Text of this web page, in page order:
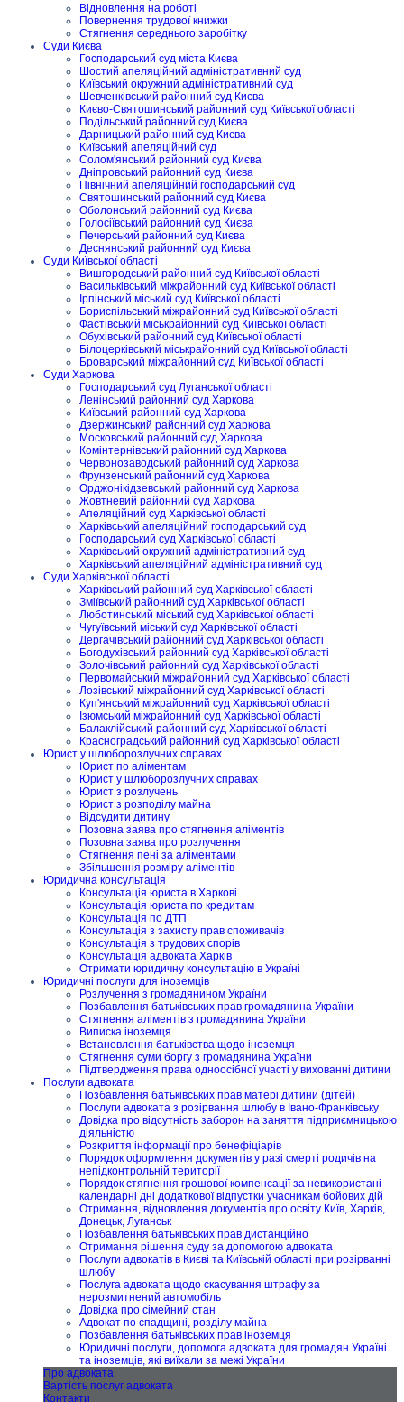
Відновлення на роботі
Повернення трудової книжки
Стягнення середнього заробітку
Суди Києва
Господарський суд міста Києва
Шостий апеляційний адміністративний суд
Київський окружний адміністративний суд
Шевченківський районний суд Києва
Києво-Святошинський районний суд Київської області
Подільський районний суд Києва
Дарницький районний суд Києва
Київський апеляційний суд
Солом'янський районний суд Києва
Дніпровський районний суд Києва
Північний апеляційний господарський суд
Святошинський районний суд Києва
Оболонський районний суд Києва
Голосіївський районний суд Києва
Печерський районний суд Києва
Деснянський районний суд Києва
Суди Київської області
Вишгородський районний суд Київської області
Васильківський міжрайонний суд Київської області
Ірпінський міський суд Київської області
Бориспільський міжрайонний суд Київської області
Фастівський міськрайонний суд Київської області
Обухівський районний суд Київської області
Білоцерківський міськрайонний суд Київської області
Броварський міжрайонний суд Київської області
Суди Харкова
Господарський суд Луганської області
Ленінський районний суд Харкова
Київський районний суд Харкова
Дзержинський районний суд Харкова
Московський районний суд Харкова
Комінтернівський районний суд Харкова
Червонозаводський районний суд Харкова
Фрунзенський районний суд Харкова
Орджонікідзевський районний суд Харкова
Жовтневий районний суд Харкова
Апеляційний суд Харківської області
Харківський апеляційний господарський суд
Господарський суд Харківської області
Харківський окружний адміністративний суд
Харківський апеляційний адміністративний суд
Суди Харківської області
Харківський районний суд Харківської області
Зміївський районний суд Харківської області
Люботинський міський суд Харківської області
Чугуївський міський суд Харківської області
Дергачівський районний суд Харківської області
Богодухівський районний суд Харківської області
Золочівський районний суд Харківської області
Первомайський міжрайонний суд Харківської області
Лозівський міжрайонний суд Харківської області
Куп'янський міжрайонний суд Харківської області
Ізюмський міжрайонний суд Харківської області
Балаклійський районний суд Харківської області
Красноградський районний суд Харківської області
Юрист у шлюборозлучних справах
Юрист по аліментам
Юрист у шлюборозлучних справах
Юрист з розлучень
Юрист з розподілу майна
Відсудити дитину
Позовна заява про стягнення аліментів
Позовна заява про розлучення
Стягнення пені за аліментами
Збільшення розміру аліментів
Юридична консультація
Консультація юриста в Харкові
Консультація юриста по кредитам
Консультація по ДТП
Консультація з захисту прав споживачів
Консультація з трудових спорів
Консультація адвоката Харків
Отримати юридичну консультацію в Україні
Юридичні послуги для іноземців
Розлучення з громадянином України
Позбавлення батьківських прав громадянина України
Стягнення аліментів з громадянина України
Виписка іноземця
Встановлення батьківства щодо іноземця
Стягнення суми боргу з громадянина України
Підтвердження права одноосібної участі у вихованні дитини
Послуги адвоката
Позбавлення батьківських прав матері дитини (дітей)
Послуги адвоката з розірвання шлюбу в Івано-Франківську
Довідка про відсутність заборон на заняття підприємницькою
діяльністю
Розкриття інформації про бенефіціарів
Порядок оформлення документів у разі смерті родичів на
непідконтрольній території
Порядок стягнення грошової компенсації за невикористані
календарні дні додаткової відпустки учасникам бойових дій
Отримання, відновлення документів про освіту Київ, Харків,
Донецьк, Луганськ
Позбавлення батьківських прав дистанційно
Отримання рішення суду за допомогою адвоката
Послуги адвокатів в Києві та Київській області при розірванні
шлюбу
Послуга адвоката щодо скасування штрафу за
нерозмитнений автомобіль
Довідка про сімейний стан
Адвокат по спадщині, розділу майна
Позбавлення батьківських прав іноземця
Юридичні послуги, допомога адвоката для громадян Україні
та іноземців, які виїхали за межі України
Про адвоката
Вартість послуг адвоката
Контакти